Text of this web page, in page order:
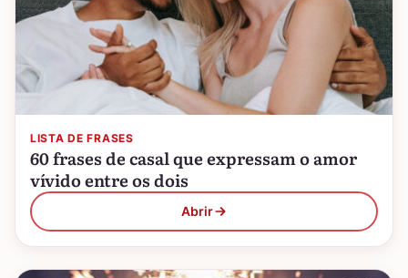
LISTA DE FRASES
60 frases de casal que expressam o amor
vívido entre os dois
Abrir